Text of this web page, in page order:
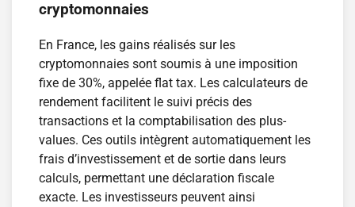
cryptomonnaies
En France, les gains réalisés sur les
cryptomonnaies sont soumis à une imposition
fixe de 30%, appelée flat tax. Les calculateurs de
rendement facilitent le suivi précis des
transactions et la comptabilisation des plus-
values. Ces outils intègrent automatiquement les
frais d’investissement et de sortie dans leurs
calculs, permettant une déclaration fiscale
exacte. Les investisseurs peuvent ainsi